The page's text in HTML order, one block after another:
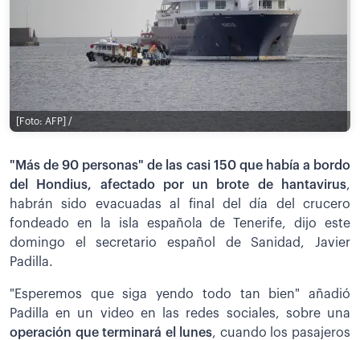
[Foto: AFP] /
"Más de 90 personas" de las casi 150 que había a bordo
del Hondius, afectado por un brote de hantavirus,
habrán sido evacuadas al final del día del crucero
fondeado en la isla española de Tenerife, dijo este
domingo el secretario español de Sanidad, Javier
Padilla.
"Esperemos que siga yendo todo tan bien" añadió
Padilla en un video en las redes sociales, sobre una
operación que terminará el lunes, cuando los pasajeros